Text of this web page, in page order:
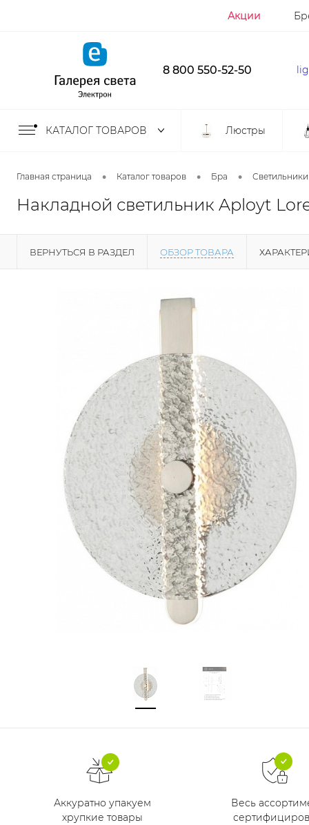
Акции
8 800 550-52-50
КАТАЛОГ ТОВАРОВ Люстры
Главная страница • Каталог товаров • Бра •
Накладной светильник Aployt
ВЕРНУТЬСЯ В РАЗДЕЛ ОБЗОР ТОВАРА
Аккуратно упакуем
хрупкие товары
Весь